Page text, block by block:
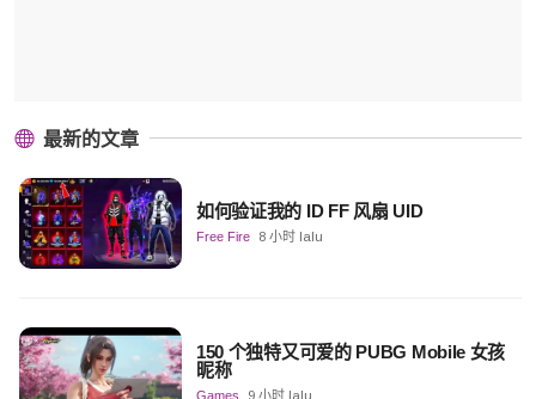
最新的文章
如何验证我的 ID FF 风扇 UID
Free Fire 8 小时 lalu
150 个独特又可爱的 PUBG Mobile 女孩
昵称
Games 9 小时 lalu